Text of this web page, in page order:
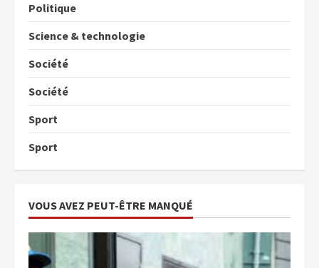
Politique
Science & technologie
Société
Société
Sport
Sport
VOUS AVEZ PEUT-ÊTRE MANQUÉ